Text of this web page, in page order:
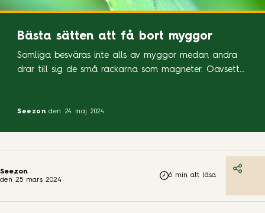
Bästa sätten att få bort myggor
Somliga besväras inte alls av myggor medan andra
drar till sig de små rackarna som magneter. Oavsett
tids nog ha en hel koloni av dem. Om myggor inte
Seezon den 24 maj 2024
Seezon
den 25 mars 2024
6 min att läsa